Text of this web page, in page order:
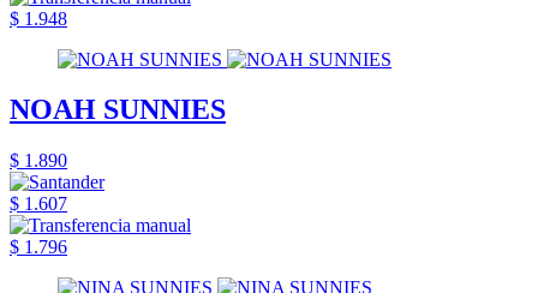
$ 1.948
NOAH SUNNIES
$ 1.890
$ 1.607
$ 1.796